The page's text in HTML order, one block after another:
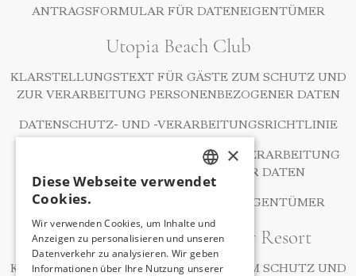
ANTRAGSFORMULAR FÜR DATENEIGENTÜMER
Utopia Beach Club
KLARSTELLUNGSTEXT FÜR GÄSTE ZUM SCHUTZ UND
ZUR VERARBEITUNG PERSONENBEZOGENER DATEN
DATENSCHUTZ- UND -VERARBEITUNGSRICHTLINIE
RICHTLINIE ZUM SCHUTZ UND ZUR VERARBEITUNG
PRIVATER PERSONENBEZOGENER DATEN
ANTRAGSFORMULAR FÜR DATENEIGENTÜMER
A Good Life Utopia Family Resort
KLARSTELLUNGSTEXT FÜR GÄSTE ZUM SCHUTZ UND
TURKISH
GERMAN
RUSSIAN
×
Diese Webseite verwendet
Cookies.
Wir verwenden Cookies, um Inhalte und
Anzeigen zu personalisieren und unseren
Datenverkehr zu analysieren. Wir geben
Informationen über Ihre Nutzung unserer